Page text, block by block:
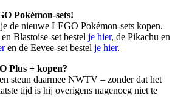
Pokémon-sets!
de nieuwe LEGO Pokémon-sets kopen.
Blastoise-set bestel je hier, de Pikachu en
en de Eevee-set bestel je hier.
Plus + kopen?
en steun daarmee NWTV – zonder dat het
tijd is hij overigens nagenoeg niet te